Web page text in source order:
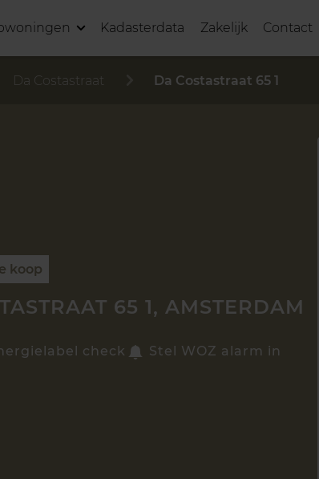
Kadasterdata Zakelijk Contact
Da Costastraat Da Costastraat 65 1
koop
65 1, AMSTERDAM
check Stel WOZ alarm in